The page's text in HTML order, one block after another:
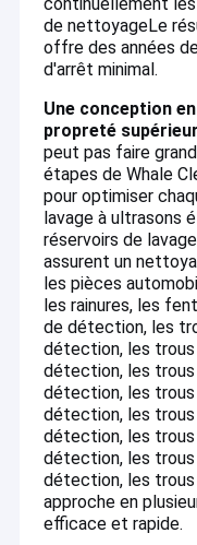
continuellement
de nettoyageLe
offre des années
d'arrêt minimal.
Une conception
propreté
peut pas faire
étapes de Whale
pour optimiser
lavage à ultrasons
réservoirs de
assurent un
les pièces
les rainures, les
de détection, les
détection, les
détection, les
détection, les
détection, les
détection, les
détection, les
détection, les
approche en
efficace et rapide.